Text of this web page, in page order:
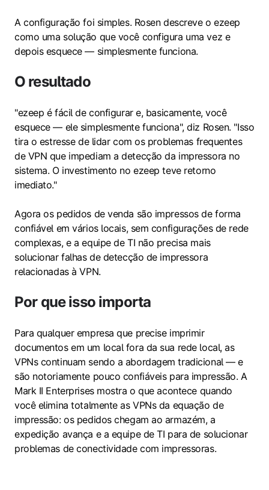
A configuração foi simples. Rosen descreve o ezeep
como uma solução que você configura uma vez e
depois esquece — simplesmente funciona.
O resultado
"ezeep é fácil de configurar e, basicamente, você
esquece — ele simplesmente funciona", diz Rosen. "Isso
tira o estresse de lidar com os problemas frequentes
de VPN que impediam a detecção da impressora no
sistema. O investimento no ezeep teve retorno
imediato."
Agora os pedidos de venda são impressos de forma
confiável em vários locais, sem configurações de rede
complexas, e a equipe de TI não precisa mais
solucionar falhas de detecção de impressora
relacionadas à VPN.
Por que isso importa
Para qualquer empresa que precise imprimir
documentos em um local fora da sua rede local, as
VPNs continuam sendo a abordagem tradicional — e
são notoriamente pouco confiáveis para impressão. A
Mark II Enterprises mostra o que acontece quando
você elimina totalmente as VPNs da equação de
impressão: os pedidos chegam ao armazém, a
expedição avança e a equipe de TI para de solucionar
problemas de conectividade com impressoras.